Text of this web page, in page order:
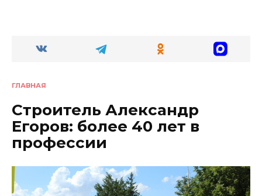
ГЛАВНАЯ
Строитель Александр
Егоров: более 40 лет в
профессии